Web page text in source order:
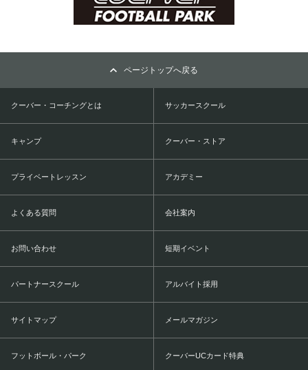
ページトップへ戻る
クーバー・コーチングとは サッカースクール
キャンプ クーバー・ストア
プライベートレッスン アカデミー
よくある質問 会社案内
お問い合わせ 短期イベント
パートナースクール アルバイト採用
サイトマップ メールマガジン
フットボール・パーク クーバーUCカード特典